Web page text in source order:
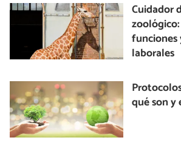
Cuidador
funciones
laborales
qué son y